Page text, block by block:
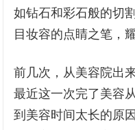
如钻石和彩石般的切
目妆容的点睛之笔，
前几次，从美容院出
最近这一次完了美容
到美容时间太长的原